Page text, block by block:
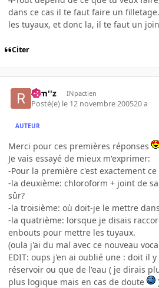
dans ce cas il te faut faire un
les tuyaux, et donc la, il te faut un
Citer
rem''z INpactien
Posté(e) le 12 novembre 200520 a
AUTEUR
Merci pour ces premières réponses
Je vais essayé de mieux m'exprimer:
-Pour la première c'est exactement
-la deuxième: chloroform + joint de
sûr?
-la troisième: où doit-je le mettre
-la quatrième: lorsque je disais
enbouts pour mettre les tuyaux.
(oula j'ai du mal avec ce nouveau
EDIT: oups j'en ai oublié une : doit il
réservoir ou que de l'eau ( je dirais
plus logique mais en cas de doute